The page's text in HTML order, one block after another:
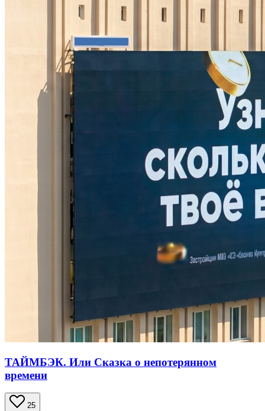
ТАЙМБЭК. Или Сказка о непотерянном
времени
25